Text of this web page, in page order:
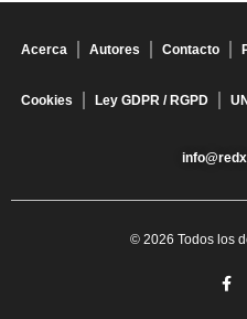
Acerca Autores Contacto
Cookies Ley GDPR / RGPD
© 2026 Todos los